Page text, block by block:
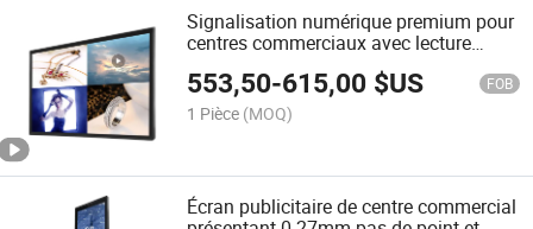
Signalisation numérique premium pour
centres commerciaux avec lecture
553,50-615,00 $US FOB
1 Pièce (MOQ)
Écran publicitaire de centre commercial